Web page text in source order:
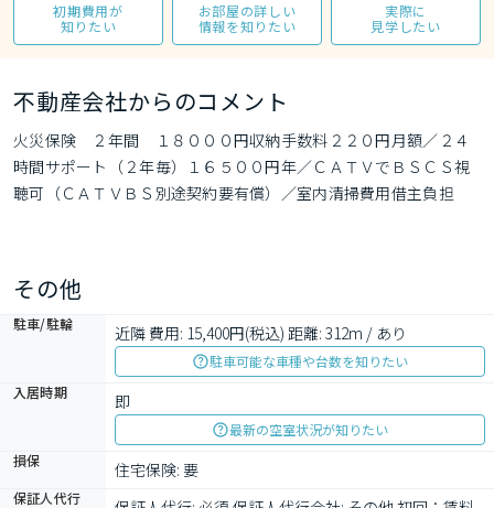
初期費用が
知りたい
お部屋の詳しい
情報を知りたい
実際に
見学したい
不動産会社からのコメント
火災保険　２年間　１８０００円収納手数料２２０円月額／２４
時間サポート（２年毎）１６５００円年／ＣＡＴＶでＢＳＣＳ視
聴可（ＣＡＴＶＢＳ別途契約要有償）／室内清掃費用借主負担
その他
駐車/駐輪 近隣 費用: 15,400円(税込) 距離: 312m / あり
駐車可能な車種や台数を知りたい
入居時期
即
最新の空室状況が知りたい
損保
住宅保険: 要
保証人代行